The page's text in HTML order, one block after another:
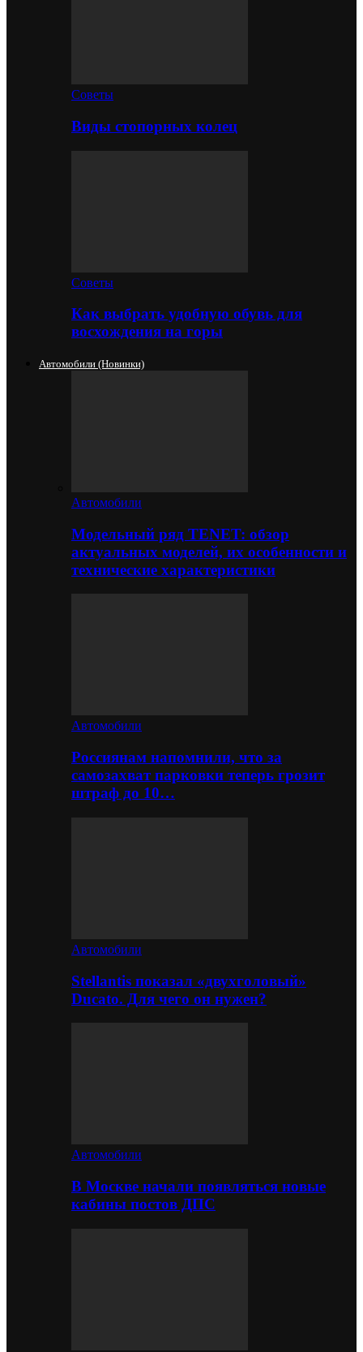
Советы
Виды стопорных колец
Советы
Как выбрать удобную обувь для
восхождения на горы
Автомобили (новинки)
Автомобили
Модельный ряд TENET: обзор
актуальных моделей, их особенности и
технические характеристики
Автомобили
Россиянам напомнили, что за
самозахват парковки теперь грозит
штраф до 10…
Автомобили
Stellantis показал «двухголовый»
Ducato. Для чего он нужен?
Автомобили
В Москве начали появляться новые
кабины постов ДПС